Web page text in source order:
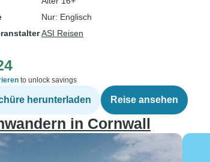
Nur: Englisch
ASI Reisen
to unlock savings
herunterladen Reise ansehen
in Cornwall